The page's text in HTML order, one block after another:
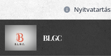
BLGC